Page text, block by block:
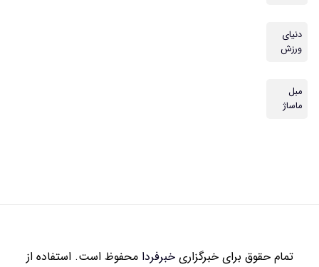
دنیای
ورزش
مبل
ماساژ
تمام حقوق برای خبرگزاریخبرفردامحفوظ است. استفاده از